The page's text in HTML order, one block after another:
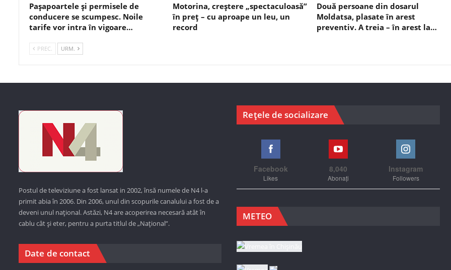
Pașapoartele și permisele de
conducere se scumpesc. Noile
tarife vor intra în vigoare…
Motorina, creștere „spectaculoasă”
în preț – cu aproape un leu, un
record
Două persoane din dosarul
Moldatsa, plasate în arest
preventiv. A treia – în arest la…
PREC. URM.
Postul de televiziune a fost lansat in 2002, însă numele de N4 l-a
primit abia în 2006. Din 2006, unul din scopurile canalului a fost de a
deveni unul național. Astăzi, N4 are acoperirea necesară atât în
cablu cât și eter, pentru a purta titlul de „Național”.
Date de contact
Rețele de socializare
Facebook
Likes
8,040
Abonați
Instagram
Followers
METEO